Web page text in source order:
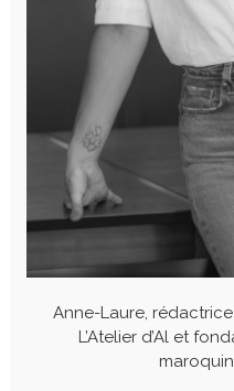
Anne-Laure,
L’Atelier d’Al et